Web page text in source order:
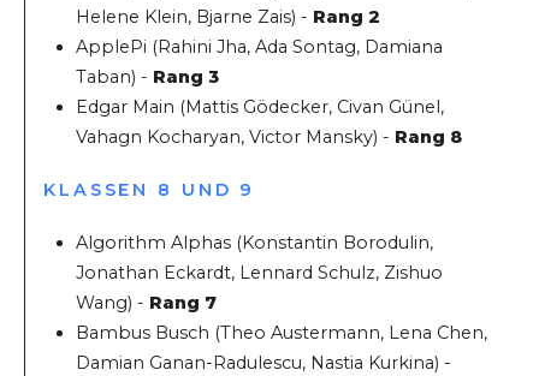
Helene Klein, Bjarne Zais) - Rang 2
ApplePi (Rahini Jha, Ada Sontag, Damiana
Taban) - Rang 3
Edgar Main (Mattis Gödecker, Civan Günel,
Vahagn Kocharyan, Victor Mansky) - Rang 8
KLASSEN 8 UND 9
Algorithm Alphas (Konstantin Borodulin,
Jonathan Eckardt, Lennard Schulz, Zishuo
Wang) - Rang 7
Bambus Busch (Theo Austermann, Lena Chen,
Damian Ganan-Radulescu, Nastia Kurkina) -